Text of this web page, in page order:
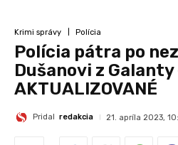
Krimi správy Polícia
Polícia pátra po
Dušanovi z Galanty
AKTUALIZOVANÉ
Pridal redakcia 21. apríla 2023,